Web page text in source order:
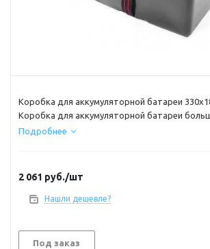
Коробка для аккумуляторной батареи
Коробка для аккумуляторной батареи
Коробка изготовлена их химически стойкой
В комплект поставки входит крепежный
фурнитурой.
Внутренний размер 330х180х230 мм
Подробнее
2 061 руб./шт
Нашли дешевле?
Под заказ